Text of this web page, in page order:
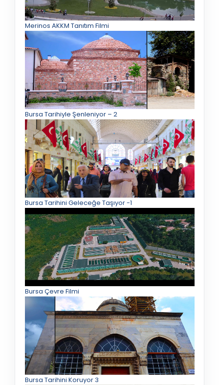
Merinos AKKM Tanıtım Filmi
Bursa Tarihiyle Şenleniyor – 2
Bursa Tarihini Geleceğe Taşıyor -1
Bursa Çevre Filmi
Bursa Tarihini Koruyor 3